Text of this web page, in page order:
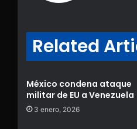
Related
México condena ataque
militar de EU a Venezuela
3 enero, 2026